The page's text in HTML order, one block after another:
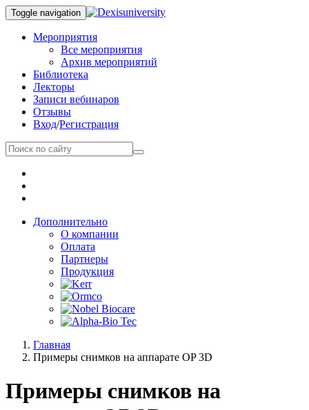
Toggle navigation
Мероприятия
Все мероприятия
Архив мероприятий
Библиотека
Лекторы
Записи вебинаров
Отзывы
Вход/Регистрация
Дополнительно
О компании
Оплата
Партнеры
Продукция
Главная
Примеры снимков на аппарате OP 3D
Примеры снимков на